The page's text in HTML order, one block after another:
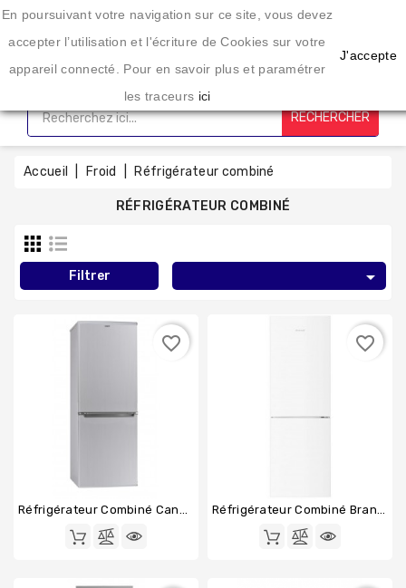
Une enseigne spécialisée dans l'éléctroménager depuis 20 ans
CATÉGORIE
Accueil
Lavage
Sechage
RECHERCHER
Accueil Froid Réfrigérateur combiné
RÉFRIGÉRATEUR COMBINÉ
Filtrer 
Réfrigérateur Combiné Candy CHCS514EX
favorite_border
Réfrigérateur Combiné Brandt BFC8562NW
favorite_border
En poursuivant votre navigation sur ce site, vous devez
accepter l’utilisation et l'écriture de Cookies sur votre
appareil connecté. Pour en savoir plus et paramétrer
les traceurs ici
J'accepte